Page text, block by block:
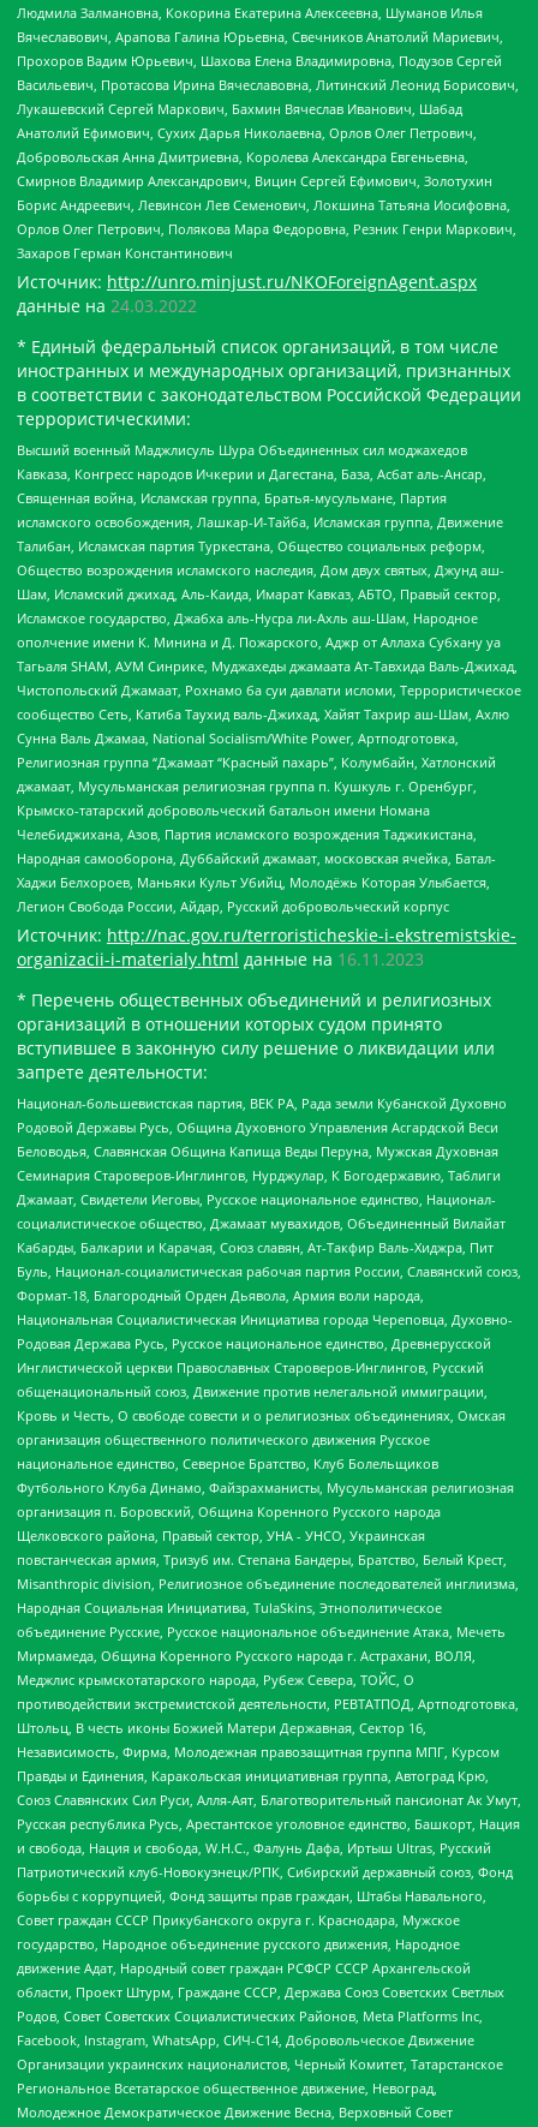
Людмила Залмановна, Кокорина Екатерина Алексеевна, Шуманов Илья
Вячеславович, Арапова Галина Юрьевна, Свечников Анатолий Мариевич,
Прохоров Вадим Юрьевич, Шахова Елена Владимировна, Подузов Сергей
Васильевич, Протасова Ирина Вячеславовна, Литинский Леонид Борисович,
Лукашевский Сергей Маркович, Бахмин Вячеслав Иванович, Шабад
Анатолий Ефимович, Сухих Дарья Николаевна, Орлов Олег Петрович,
Добровольская Анна Дмитриевна, Королева Александра Евгеньевна,
Смирнов Владимир Александрович, Вицин Сергей Ефимович, Золотухин
Борис Андреевич, Левинсон Лев Семенович, Локшина Татьяна Иосифовна,
Орлов Олег Петрович, Полякова Мара Федоровна, Резник Генри Маркович,
Захаров Герман Константинович
Источник: http://unro.minjust.ru/NKOForeignAgent.aspx
данные на 24.03.2022
* Единый федеральный список организаций, в том числе
иностранных и международных организаций, признанных
в соответствии с законодательством Российской Федерации
террористическими:
Высший военный Маджлисуль Шура Объединенных сил моджахедов
Кавказа, Конгресс народов Ичкерии и Дагестана, База, Асбат аль-Ансар,
Священная война, Исламская группа, Братья-мусульмане, Партия
исламского освобождения, Лашкар-И-Тайба, Исламская группа, Движение
Талибан, Исламская партия Туркестана, Общество социальных реформ,
Общество возрождения исламского наследия, Дом двух святых, Джунд аш-
Шам, Исламский джихад, Аль-Каида, Имарат Кавказ, АБТО, Правый сектор,
Исламское государство, Джабха аль-Нусра ли-Ахль аш-Шам, Народное
ополчение имени К. Минина и Д. Пожарского, Аджр от Аллаха Субхану уа
Тагьаля SHAM, АУМ Синрике, Муджахеды джамаата Ат-Тавхида Валь-Джихад,
Чистопольский Джамаат, Рохнамо ба суи давлати исломи, Террористическое
сообщество Сеть, Катиба Таухид валь-Джихад, Хайят Тахрир аш-Шам, Ахлю
Сунна Валь Джамаа, National Socialism/White Power, Артподготовка,
Религиозная группа “Джамаат “Красный пахарь”, Колумбайн, Хатлонский
джамаат, Мусульманская религиозная группа п. Кушкуль г. Оренбург,
Крымско-татарский добровольческий батальон имени Номана
Челебиджихана, Азов, Партия исламского возрождения Таджикистана,
Народная самооборона, Дуббайский джамаат, московская ячейка, Батал-
Хаджи Белхороев, Маньяки Культ Убийц, Молодёжь Которая Улыбается,
Легион Свобода России, Айдар, Русский добровольческий корпус
Источник: http://nac.gov.ru/terroristicheskie-i-ekstremistskie-
organizacii-i-materialy.html данные на 16.11.2023
* Перечень общественных объединений и религиозных
организаций в отношении которых судом принято
вступившее в законную силу решение о ликвидации или
запрете деятельности:
Национал-большевистская партия, ВЕК РА, Рада земли Кубанской Духовно
Родовой Державы Русь, Община Духовного Управления Асгардской Веси
Беловодья, Славянская Община Капища Веды Перуна, Мужская Духовная
Семинария Староверов-Инглингов, Нурджулар, К Богодержавию, Таблиги
Джамаат, Свидетели Иеговы, Русское национальное единство, Национал-
социалистическое общество, Джамаат мувахидов, Объединенный Вилайат
Кабарды, Балкарии и Карачая, Союз славян, Ат-Такфир Валь-Хиджра, Пит
Буль, Национал-социалистическая рабочая партия России, Славянский союз,
Формат-18, Благородный Орден Дьявола, Армия воли народа,
Национальная Социалистическая Инициатива города Череповца, Духовно-
Родовая Держава Русь, Русское национальное единство, Древнерусской
Инглистической церкви Православных Староверов-Инглингов, Русский
общенациональный союз, Движение против нелегальной иммиграции,
Кровь и Честь, О свободе совести и о религиозных объединениях, Омская
организация общественного политического движения Русское
национальное единство, Северное Братство, Клуб Болельщиков
Футбольного Клуба Динамо, Файзрахманисты, Мусульманская религиозная
организация п. Боровский, Община Коренного Русского народа
Щелковского района, Правый сектор, УНА - УНСО, Украинская
повстанческая армия, Тризуб им. Степана Бандеры, Братство, Белый Крест,
Misanthropic division, Религиозное объединение последователей инглиизма,
Народная Социальная Инициатива, TulaSkins, Этнополитическое
объединение Русские, Русское национальное объединение Атака, Мечеть
Мирмамеда, Община Коренного Русского народа г. Астрахани, ВОЛЯ,
Меджлис крымскотатарского народа, Рубеж Севера, ТОЙС, О
противодействии экстремистской деятельности, РЕВТАТПОД, Артподготовка,
Штольц, В честь иконы Божией Матери Державная, Сектор 16,
Независимость, Фирма, Молодежная правозащитная группа МПГ, Курсом
Правды и Единения, Каракольская инициативная группа, Автоград Крю,
Союз Славянских Сил Руси, Алля-Аят, Благотворительный пансионат Ак Умут,
Русская республика Русь, Арестантское уголовное единство, Башкорт, Нация
и свобода, Нация и свобода, W.H.С., Фалунь Дафа, Иртыш Ultras, Русский
Патриотический клуб-Новокузнецк/РПК, Сибирский державный союз, Фонд
борьбы с коррупцией, Фонд защиты прав граждан, Штабы Навального,
Совет граждан СССР Прикубанского округа г. Краснодара, Мужское
государство, Народное объединение русского движения, Народное
движение Адат, Народный совет граждан РСФСР СССР Архангельской
области, Проект Штурм, Граждане СССР, Держава Союз Советских Светлых
Родов, Совет Советских Социалистических Районов, Meta Platforms Inc,
Facebook, Instagram, WhatsApp, СИЧ-С14, Добровольческое Движение
Организации украинских националистов, Черный Комитет, Татарстанское
Региональное Всетатарское общественное движение, Невоград,
Молодежное Демократическое Движение Весна, Верховный Совет